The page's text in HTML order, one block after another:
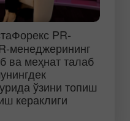
PR-
менеджерининг
ва меҳнат талаб
ўзини топиш
кераклиги